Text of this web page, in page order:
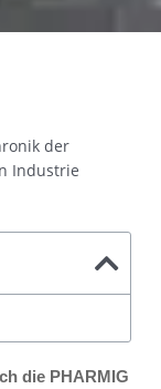
der
Industrie
die PHARMIG